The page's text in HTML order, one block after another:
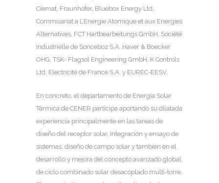
Ciemat, Fraunhofer, Bluebox Energy Ltd,
Commisariat a L’Energie Atomique et aux Energies
Alternatives, FCT Hartbearbeitungs GmbH, Société
Industrielle de Sonceboz S.A, Haver & Boecker
OHG, TSK- Flagsol Engineering GmbH, K Controls
Ltd, Electricité de France S.A, y EUREC-EESV.
En concreto, el departamento de Energía Solar
Térmica de CENER participa aportando su dilatada
experiencia principalmente en las tareas de
diseño del receptor solar, integración y ensayo de
sistemas, diseño de campo solar y también en el
desarrollo y mejora del concepto avanzado global
de ciclo combinado solar desacoplado multi-torre.